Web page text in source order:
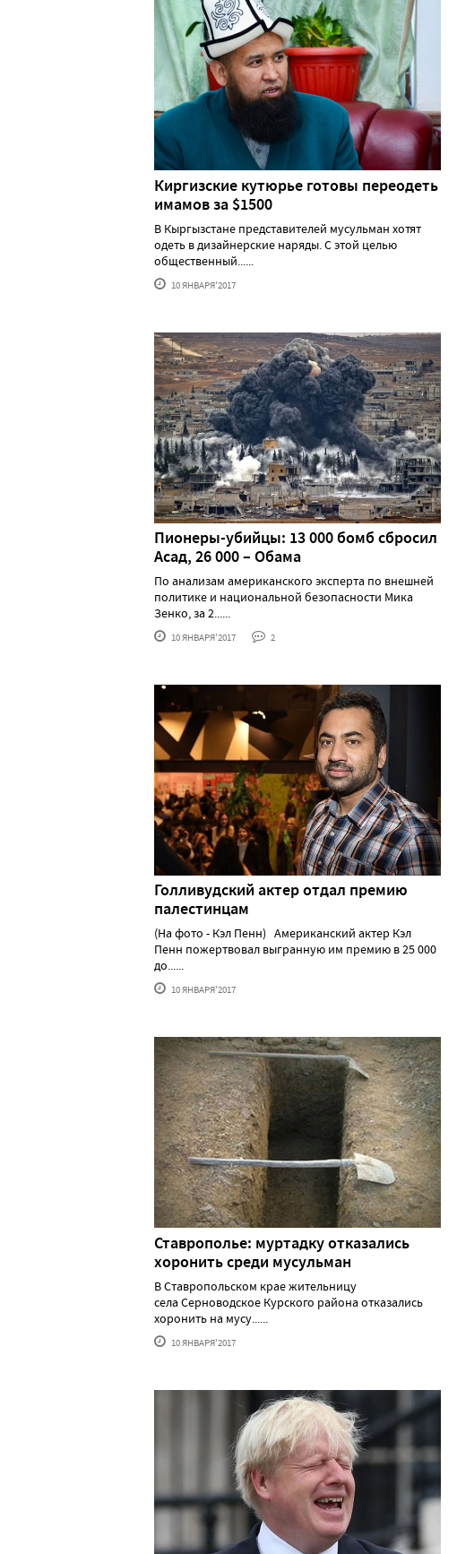
Киргизские кутюрье готовы переодеть
имамов за $1500
В Кыргызстане представителей мусульман хотят
одеть в дизайнерские наряды. С этой целью
общественный......
10 ЯНВАРЯ'2017
Пионеры-убийцы: 13 000 бомб сбросил
Асад, 26 000 – Обама
По анализам американского эксперта по внешней
политике и национальной безопасности Мика
Зенко, за 2......
10 ЯНВАРЯ'2017 2
Голливудский актер отдал премию
палестинцам
(На фото - Кэл Пенн) Американский актер Кэл
Пенн пожертвовал выгранную им премию в 25 000
до......
10 ЯНВАРЯ'2017
Ставрополье: муртадку отказались
хоронить среди мусульман
В Ставропольском крае жительницу
села Серноводское Курского района отказались
хоронить на мусу......
10 ЯНВАРЯ'2017